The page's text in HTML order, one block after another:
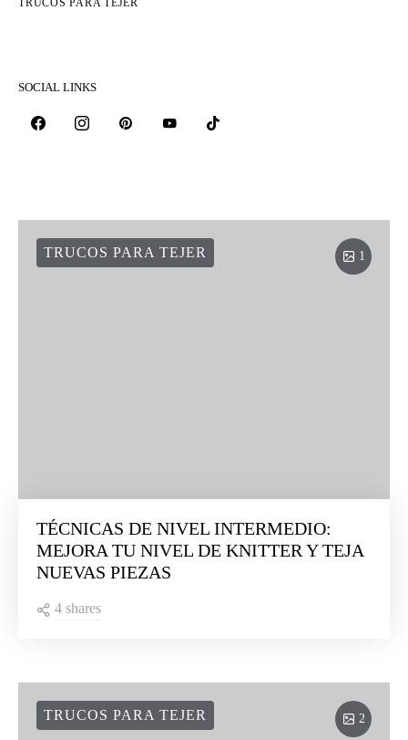
TRUCOS PARA TEJER
SOCIAL LINKS
1
TRUCOS PARA TEJER
TÉCNICAS DE NIVEL INTERMEDIO:
MEJORA TU NIVEL DE KNITTER Y TEJA
NUEVAS PIEZAS
4 shares
2
TRUCOS PARA TEJER